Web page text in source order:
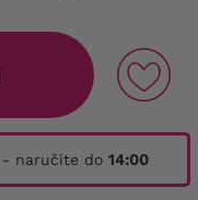
- naručite do 14:00